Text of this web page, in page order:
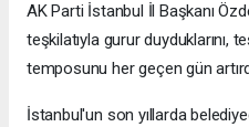
AK Parti İstanbul İl Başkanı
teşkilatıyla gurur duyduklarını,
temposunu her geçen gün
İstanbul'un son yıllarda